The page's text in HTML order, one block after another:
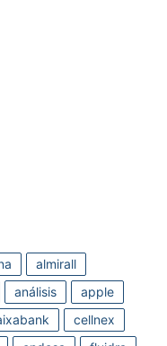
almirall
análisis
apple
cellnex